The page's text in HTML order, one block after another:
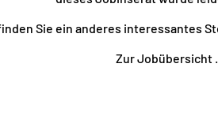
Sie ein anderes interessantes
Zur Jobübersicht